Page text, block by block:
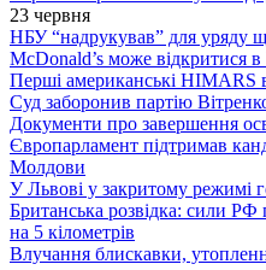
23 червня
НБУ “надрукував” для уряду
McDonald’s може відкритися в
Перші американські HIMARS
Суд заборонив партію
Документи про завершення
Європарламент підтримав
Молдови
У Львові у закритому режимі
Британська розвідка: сили РФ
на 5 кілометрів
Влучання блискавки,